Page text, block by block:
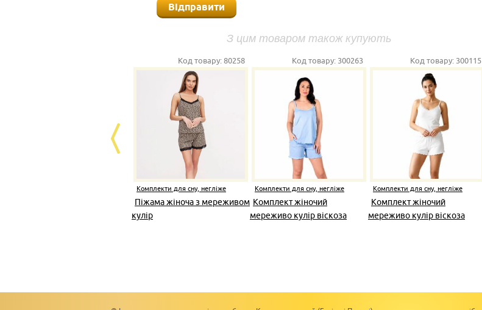
Відправити
З цим товаром також купують
Код товару:80258
Комплекти для сну, негліже
Піжама жіноча з мереживом
кулір
Код товару: 300263
Комплекти для сну, негліже
Комплект жіночий
мереживо кулір віскоза
Код товару: 300115
Комплекти для сну, негліже
Комплект жіночий
мереживо кулір віскоза